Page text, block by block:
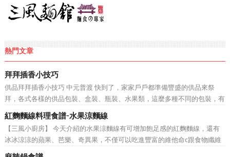
熱門文章
拜拜插香小技巧
供品拜拜插香小技巧 中元普渡 快到了，家家戶戶都準備豐盛的供品來祭
拜，各式各樣的供品包裝、盒裝、瓶裝、水果類，這麼多種不同的包裝，有
沒有什麼好方法，可以讓媽媽不在為如何在供品上插香煩惱呢? 坊間不乏有
插香器 、 插香夾 等產品，但是林師傅相信還是有一些勤...
紅麴麵線料理食譜-水果涼麵線
【三風小廚房】 今天介紹的水果涼麵線有可增加飽足感的紅麴麵線，還有
冰冰涼涼的蘋果、芭樂、奇異果，不僅可以吃進豐富的維他命c跟食物纖維
還有飽足感，很適合這個沒胃口又炎熱的夏天~